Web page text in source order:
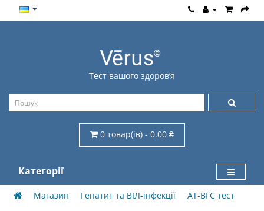
Тест вашого здоров’я
0 товар(ів) - 0.00 ₴
Категорії
Магазин Гепатит та ВІЛ-інфекції AT-BГС тест